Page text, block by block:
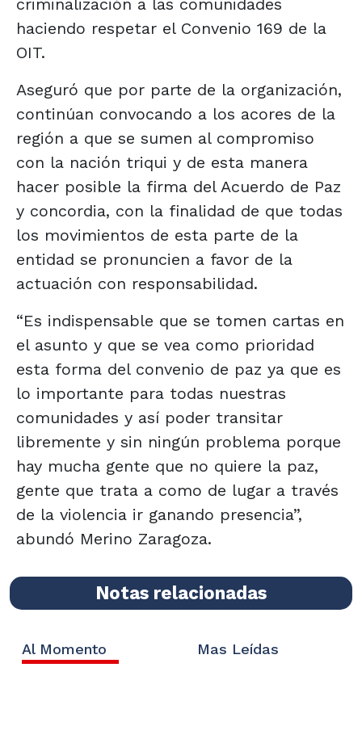
haciendo respetar el Convenio 169 de la
OIT.
Aseguró que por parte de la organización,
continúan convocando a los acores de la
región a que se sumen al compromiso
con la nación triqui y de esta manera
hacer posible la firma del Acuerdo de Paz
y concordia, con la finalidad de que todas
los movimientos de esta parte de la
entidad se pronuncien a favor de la
actuación con responsabilidad.
“Es indispensable que se tomen cartas en
el asunto y que se vea como prioridad
esta forma del convenio de paz ya que es
lo importante para todas nuestras
comunidades y así poder transitar
libremente y sin ningún problema porque
hay mucha gente que no quiere la paz,
gente que trata a como de lugar a través
de la violencia ir ganando presencia”,
abundó Merino Zaragoza.
Notas relacionadas
Al Momento Mas Leídas